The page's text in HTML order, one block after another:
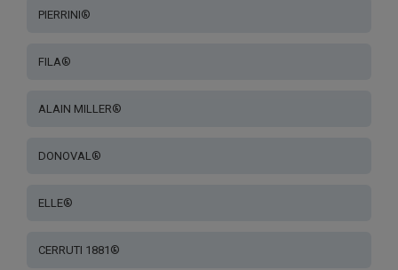
PIERRINI®
FILA®
ALAIN MILLER®
DONOVAL®
ELLE®
CERRUTI 1881®